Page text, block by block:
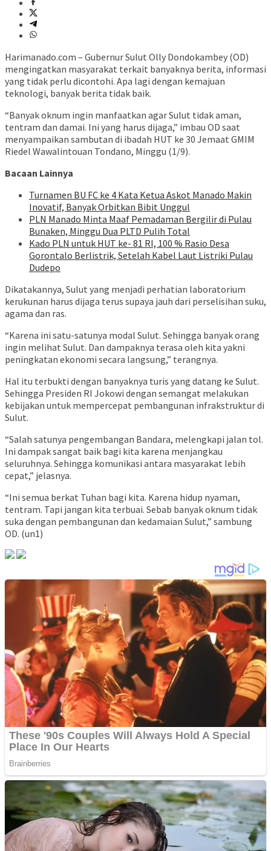
Harimanado.com – Gubernur Sulut Olly Dondokambey (OD)
mengingatkan masyarakat terkait banyaknya berita, informasi
yang tidak perlu dicontohi. Apa lagi dengan kemajuan
teknologi, banyak berita tidak baik.
“Banyak oknum ingin manfaatkan agar Sulut tidak aman,
tentram dan damai. Ini yang harus dijaga,” imbau OD saat
menyampaikan sambutan di ibadah HUT ke 30 Jemaat GMIM
Riedel Wawalintouan Tondano, Minggu (1/9).
Bacaan Lainnya
Turnamen BU FC ke 4 Kata Ketua Askot Manado Makin
Inovatif, Banyak Orbitkan Bibit Unggul
PLN Manado Minta Maaf Pemadaman Bergilir di Pulau
Bunaken, Minggu Dua PLTD Pulih Total
Kado PLN untuk HUT ke- 81 RI, 100 % Rasio Desa
Gorontalo Berlistrik, Setelah Kabel Laut Listriki Pulau
Dudepo
Dikatakannya, Sulut yang menjadi perhatian laboratorium
kerukunan harus dijaga terus supaya jauh dari perselisihan suku,
agama dan ras.
“Karena ini satu-satunya modal Sulut. Sehingga banyak orang
ingin melihat Sulut. Dan dampaknya terasa oleh kita yakni
peningkatan ekonomi secara langsung,” terangnya.
Hal itu terbukti dengan banyaknya turis yang datang ke Sulut.
Sehingga Presiden RI Jokowi dengan semangat melakukan
kebijakan untuk mempercepat pembangunan infrakstruktur di
Sulut.
“Salah satunya pengembangan Bandara, melengkapi jalan tol.
Ini dampak sangat baik bagi kita karena menjangkau
seluruhnya. Sehingga komunikasi antara masyarakat lebih
cepat,” jelasnya.
“Ini semua berkat Tuhan bagi kita. Karena hidup nyaman,
tentram. Tapi jangan kita terbuai. Sebab banyak oknum tidak
suka dengan pembangunan dan kedamaian Sulut,” sambung
OD. (un1)